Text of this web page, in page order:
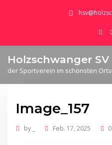
Holzschwanger SV
der Sportverein im schönsten
Image_157
by Feb. 17, 2025